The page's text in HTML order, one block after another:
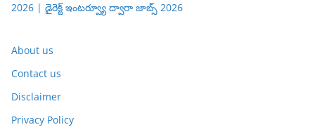
2026 | డైరెక్ట్ ఇంటర్వ్యూ ద్వారా జాబ్స్ 2026
About us
Contact us
Disclaimer
Privacy Policy